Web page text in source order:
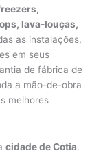
lava-louças,
as instalações,
em seus
de fábrica de
a mão-de-obra
melhores
cidade de Cotia.